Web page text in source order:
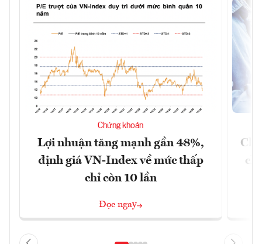
Chứng khoán
Lợi nhuận tăng mạnh gần 48%,
định giá VN-Index về mức thấp
chỉ còn 10 lần
Đọc ngay